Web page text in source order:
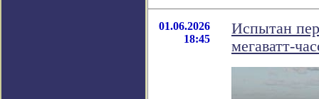
01.06.2026
18:45
Испытан
мегаватт-